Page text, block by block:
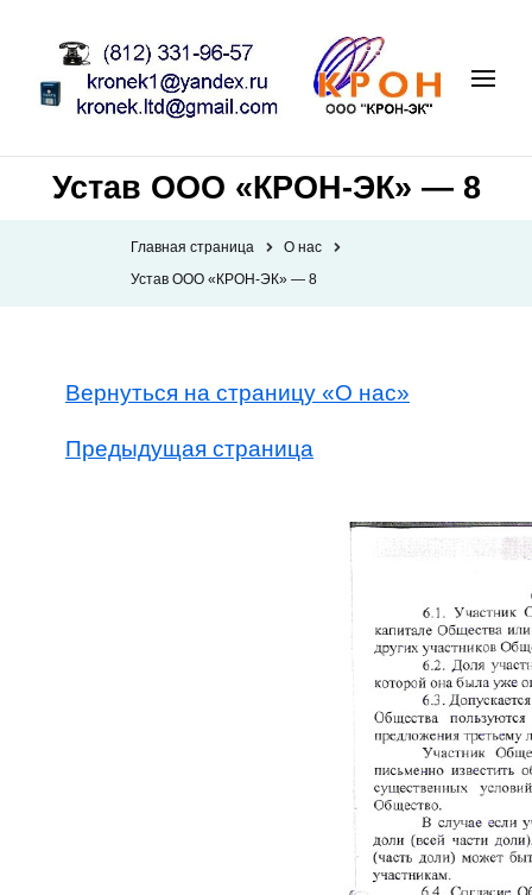
Устав ООО «КРОН-ЭК» — 8
Главная страница
О нас
Устав ООО «КРОН-ЭК» — 8
Вернуться на страницу «О нас»
Предыдущая страница